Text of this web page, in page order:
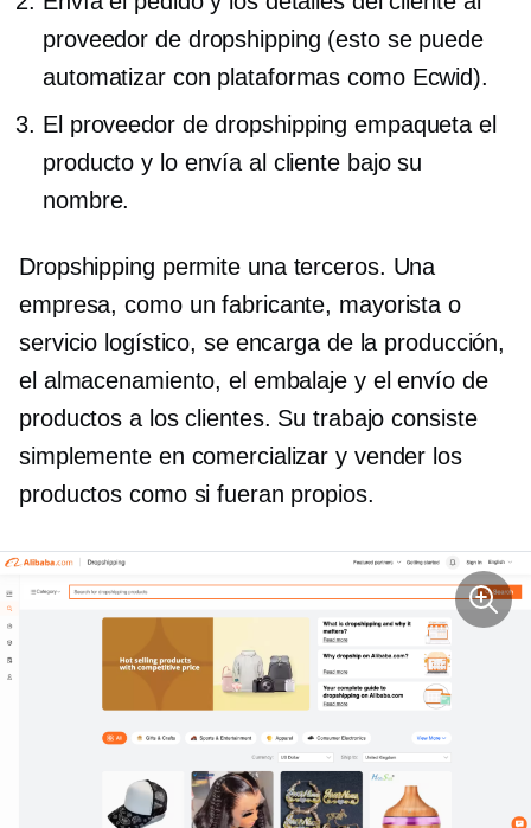
proveedor de dropshipping (esto se puede
automatizar con plataformas como Ecwid).
El proveedor de dropshipping empaqueta el
producto y lo envía al cliente bajo su
nombre.
Dropshipping permite una terceros. Una
empresa, como un fabricante, mayorista o
servicio logístico, se encarga de la producción,
el almacenamiento, el embalaje y el envío de
productos a los clientes. Su trabajo consiste
simplemente en comercializar y vender los
productos como si fueran propios.